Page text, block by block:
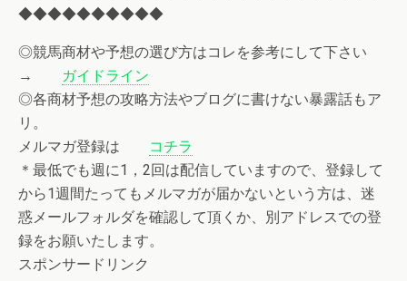
◆◆◆◆◆◆◆◆◆◆
◎競馬商材や予想の選び方はコレを参考にして下さい
→
ガイドライン
◎各商材予想の攻略方法やブログに書けない暴露話もア
リ。
メルマガ登録は
コチラ
＊最低でも週に1，2回は配信していますので、登録して
から1週間たってもメルマガが届かないという方は、迷
惑メールフォルダを確認して頂くか、別アドレスでの登
録をお願いたします。
スポンサードリンク